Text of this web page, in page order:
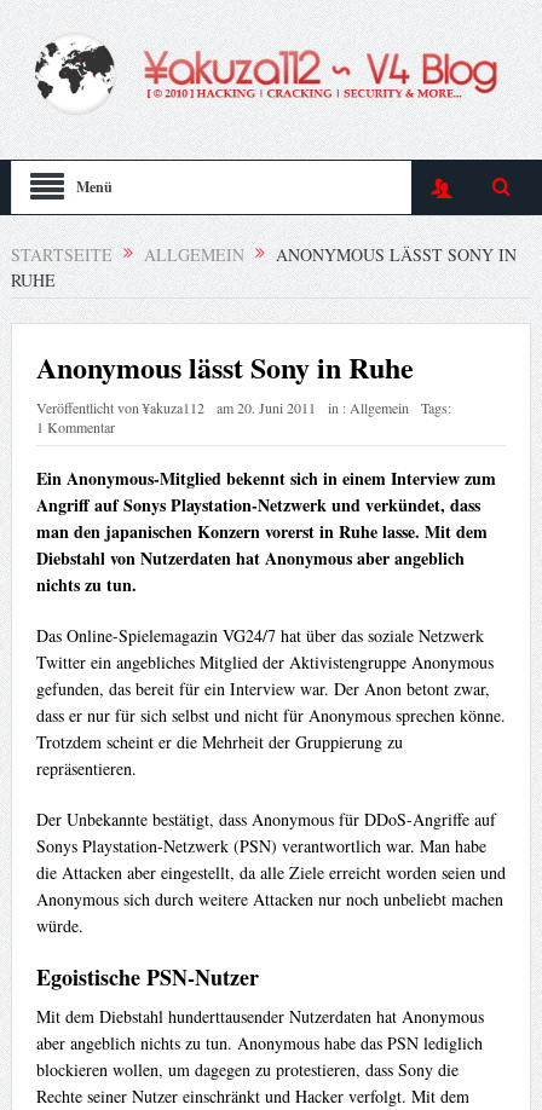
Menü
STARTSEITE ALLGEMEIN
ANONYMOUS LÄSST SONY IN
RUHE
Anonymous lässt Sony in Ruhe
Veröffentlicht von¥akuza112 am20. Juni 2011 in : Allgemein
Tags:
1 Kommentar
Ein Anonymous-Mitglied bekennt sich in einem Interview zum
Angriff auf Sonys Playstation-Netzwerk und verkündet, dass
man den japanischen Konzern vorerst in Ruhe lasse. Mit dem
Diebstahl von Nutzerdaten hat Anonymous aber angeblich
nichts zu tun.
Das Online-Spielemagazin VG24/7 hat über das soziale Netzwerk
Twitter ein angebliches Mitglied der Aktivistengruppe Anonymous
gefunden, das bereit für ein Interview war. Der Anon betont zwar,
dass er nur für sich selbst und nicht für Anonymous sprechen könne.
Trotzdem scheint er die Mehrheit der Gruppierung zu
repräsentieren.
Der Unbekannte bestätigt, dass Anonymous für DDoS-Angriffe auf
Sonys Playstation-Netzwerk (PSN) verantwortlich war. Man habe
die Attacken aber eingestellt, da alle Ziele erreicht worden seien und
Anonymous sich durch weitere Attacken nur noch unbeliebt machen
würde.
Egoistische PSN-Nutzer
Mit dem Diebstahl hunderttausender Nutzerdaten hat Anonymous
aber angeblich nichts zu tun. Anonymous habe das PSN lediglich
blockieren wollen, um dagegen zu protestieren, dass Sony die
Rechte seiner Nutzer einschränkt und Hacker verfolgt. Mit dem